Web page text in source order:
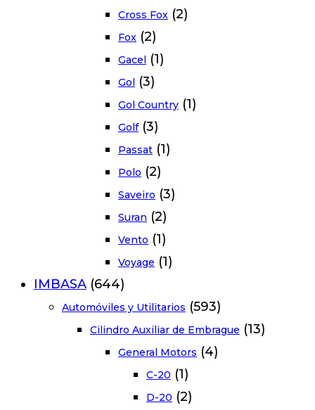
Cross Fox (2)
Fox (2)
Gacel (1)
Gol (3)
Gol Country (1)
Golf (3)
Passat (1)
Polo (2)
Saveiro (3)
Suran (2)
Vento (1)
Voyage (1)
IMBASA (644)
Automóviles y Utilitarios (593)
Cilindro Auxiliar de Embrague (13)
General Motors (4)
C-20 (1)
D-20 (2)